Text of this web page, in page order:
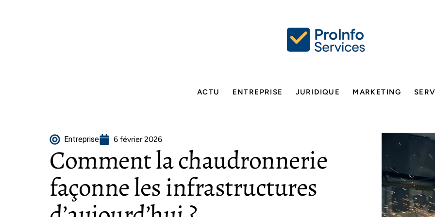
ACTU ENTREPRISE JURIDIQUE MARKETING
Entreprise 6 février 2026
Comment la chaudronnerie
façonne les infrastructures